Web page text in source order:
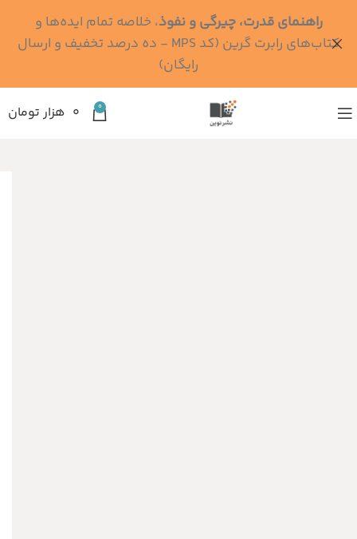
0 ۰ هزار تومان
راهنمای قدرت، چیرگی و نفوذ، خلاصه تمام ایده‌ها و
کتاب‌های رابرت گرین (کد MPS - ده درصد تخفیف و ارسال
رایگان)